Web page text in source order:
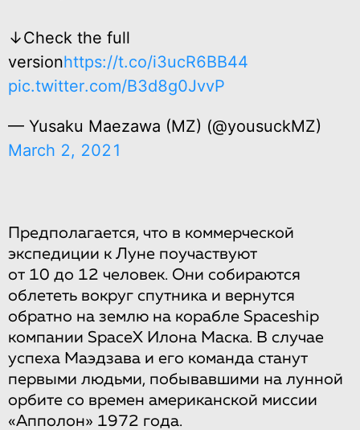
↓Check the full
versionhttps://t.co/i3ucR6BB44
pic.twitter.com/B3d8g0JvvP
— Yusaku Maezawa (MZ) (@yousuckMZ)
March 2, 2021
Предполагается, что в коммерческой
экспедиции к Луне поучаствуют
от 10 до 12 человек. Они собираются
облететь вокруг спутника и вернутся
обратно на землю на корабле Spaceship
компании SpaceX Илона Маска. В случае
успеха Маэдзава и его команда станут
первыми людьми, побывавшими на лунной
орбите со времен американской миссии
«Апполон» 1972 года.